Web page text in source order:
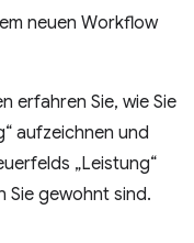
neuen Workflow
erfahren Sie, wie Sie
aufzeichnen und
„Leistung“
Sie gewohnt sind.